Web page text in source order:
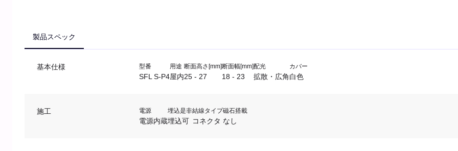
製品スペック
基本仕様 型番
SFL S-P4
用途
屋内
断面高さ[mm]
25 - 27
断面幅[mm]
18 - 23
配光
拡散・広角
カバー
白色
施工 電源
電源内蔵
埋込是非
埋込可
結線タイプ
コネクタ
磁石搭載
なし